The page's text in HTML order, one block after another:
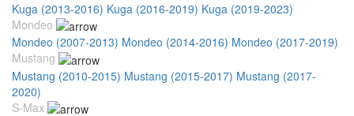
Kuga (2013-2016) Kuga (2016-2019) Kuga (2019-2023)
Mondeo
Mondeo (2007-2013) Mondeo (2014-2016) Mondeo (2017-2019)
Mustang
Mustang (2010-2015) Mustang (2015-2017) Mustang (2017-
2020)
S-Max